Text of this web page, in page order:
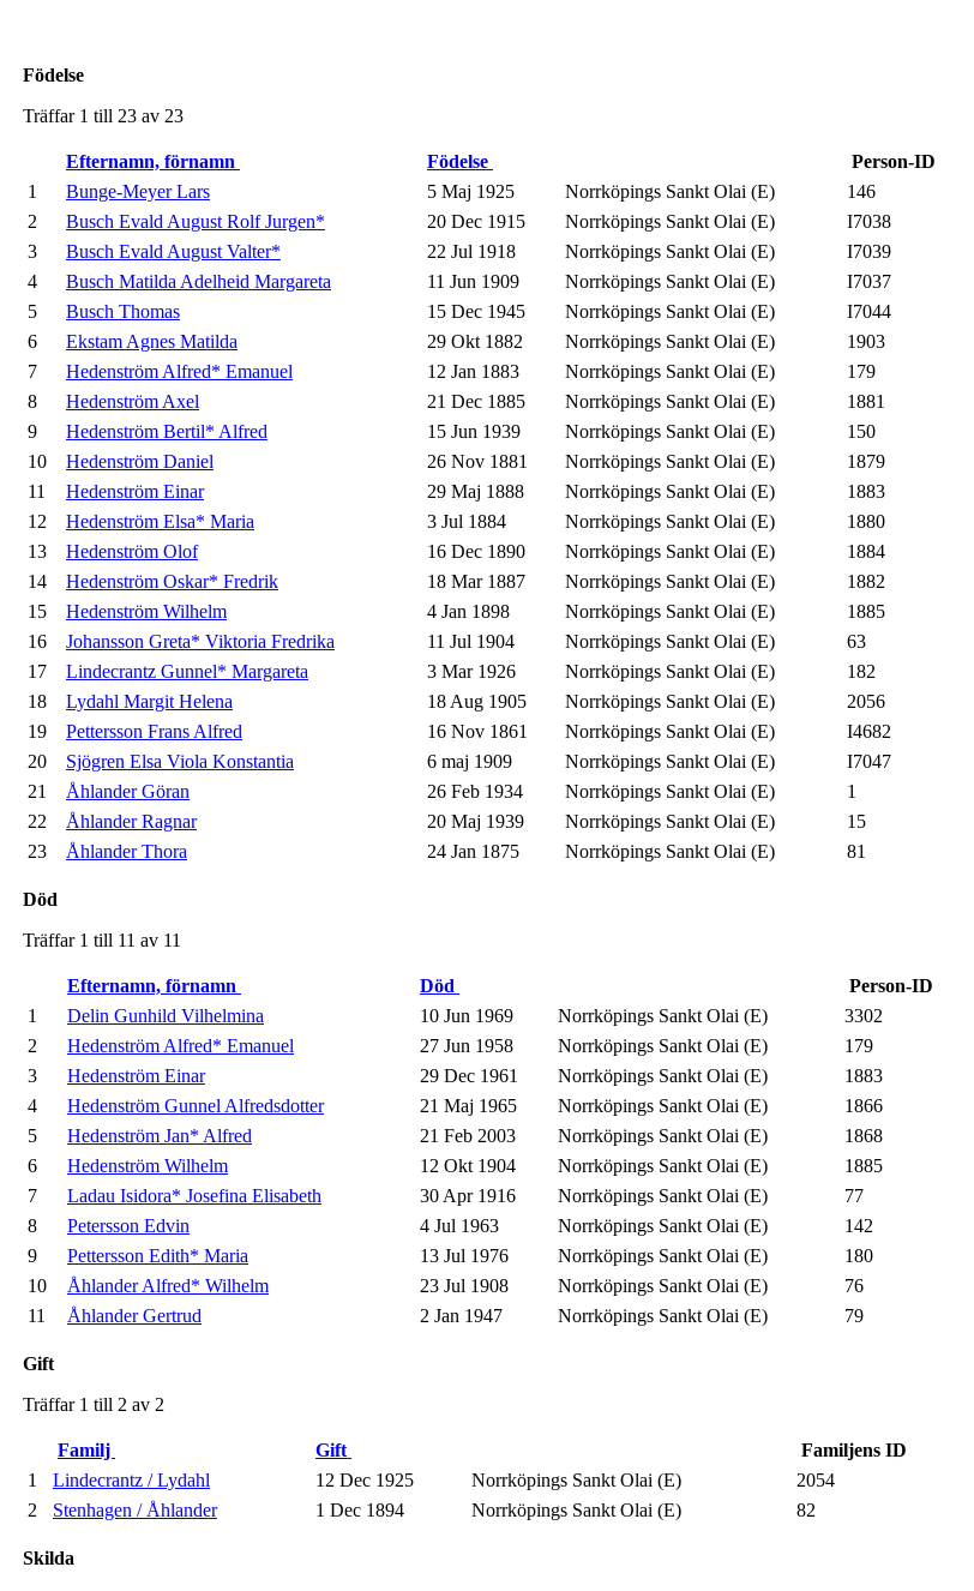
Födelse
Träffar 1 till 23 av 23
Efternamn, förnamn Födelse
Person-ID
1
Bunge-Meyer Lars 5 Maj 1925 Norrköpings Sankt Olai (E)
146
2
Busch Evald August Rolf Jurgen* 20 Dec 1915 Norrköpings Sankt Olai (E)
I7038
3
Busch Evald August Valter* 22 Jul 1918 Norrköpings Sankt Olai (E)
I7039
4
Busch Matilda Adelheid Margareta 11 Jun 1909 Norrköpings Sankt Olai (E)
I7037
5
Busch Thomas 15 Dec 1945 Norrköpings Sankt Olai (E)
I7044
6
Ekstam Agnes Matilda 29 Okt 1882 Norrköpings Sankt Olai (E)
1903
7
Hedenström Alfred* Emanuel 12 Jan 1883 Norrköpings Sankt Olai (E)
179
8
Hedenström Axel 21 Dec 1885 Norrköpings Sankt Olai (E)
1881
9
Hedenström Bertil* Alfred 15 Jun 1939 Norrköpings Sankt Olai (E)
150
10
Hedenström Daniel 26 Nov 1881 Norrköpings Sankt Olai (E)
1879
11
Hedenström Einar 29 Maj 1888 Norrköpings Sankt Olai (E)
1883
12
Hedenström Elsa* Maria 3 Jul 1884 Norrköpings Sankt Olai (E)
1880
13
Hedenström Olof 16 Dec 1890 Norrköpings Sankt Olai (E)
1884
14
Hedenström Oskar* Fredrik 18 Mar 1887 Norrköpings Sankt Olai (E)
1882
15
Hedenström Wilhelm 4 Jan 1898 Norrköpings Sankt Olai (E)
1885
16
Johansson Greta* Viktoria Fredrika 11 Jul 1904 Norrköpings Sankt Olai (E)
63
17
Lindecrantz Gunnel* Margareta 3 Mar 1926 Norrköpings Sankt Olai (E)
182
18
Lydahl Margit Helena 18 Aug 1905 Norrköpings Sankt Olai (E)
2056
19
Pettersson Frans Alfred 16 Nov 1861 Norrköpings Sankt Olai (E)
I4682
20
Sjögren Elsa Viola Konstantia 6 maj 1909 Norrköpings Sankt Olai (E)
I7047
21
Åhlander Göran 26 Feb 1934 Norrköpings Sankt Olai (E)
1
22
Åhlander Ragnar 20 Maj 1939 Norrköpings Sankt Olai (E)
15
23
Åhlander Thora 24 Jan 1875 Norrköpings Sankt Olai (E) 81
Död
Träffar 1 till 11 av 11
Efternamn, förnamn Död
Person-ID
1
Delin Gunhild Vilhelmina 10 Jun 1969 Norrköpings Sankt Olai (E)
3302
2
Hedenström Alfred* Emanuel 27 Jun 1958 Norrköpings Sankt Olai (E)
179
3
Hedenström Einar 29 Dec 1961 Norrköpings Sankt Olai (E)
1883
4
Hedenström Gunnel Alfredsdotter 21 Maj 1965 Norrköpings Sankt Olai (E)
1866
5
Hedenström Jan* Alfred 21 Feb 2003 Norrköpings Sankt Olai (E)
1868
6
Hedenström Wilhelm 12 Okt 1904 Norrköpings Sankt Olai (E)
1885
7
Ladau Isidora* Josefina Elisabeth 30 Apr 1916 Norrköpings Sankt Olai (E)
77
8
Petersson Edvin 4 Jul 1963 Norrköpings Sankt Olai (E)
142
9
Pettersson Edith* Maria 13 Jul 1976 Norrköpings Sankt Olai (E)
180
10
Åhlander Alfred* Wilhelm 23 Jul 1908 Norrköpings Sankt Olai (E)
76
11
Åhlander Gertrud 2 Jan 1947 Norrköpings Sankt Olai (E) 79
Gift
Träffar 1 till 2 av 2
Familj Gift
Familjens ID
1
Lindecrantz / Lydahl 12 Dec 1925 Norrköpings Sankt Olai (E)
2054
2
Stenhagen / Åhlander 1 Dec 1894 Norrköpings Sankt Olai (E) 82
Skilda